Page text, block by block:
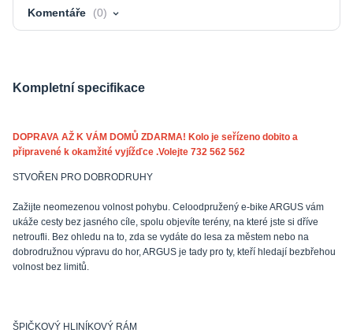
Komentáře 0
Kompletní specifikace
DOPRAVA AŽ K VÁM DOMŮ ZDARMA! Kolo je seřízeno dobito a
připravené k okamžité vyjížďce .Volejte 732 562 562
STVOŘEN PRO DOBRODRUHY
Zažijte neomezenou volnost pohybu. Celoodpružený e-bike ARGUS vám
ukáže cesty bez jasného cíle, spolu objevíte terény, na které jste si dříve
netroufli. Bez ohledu na to, zda se vydáte do lesa za městem nebo na
dobrodružnou výpravu do hor, ARGUS je tady pro ty, kteří hledají bezbřehou
volnost bez limitů.
ŠPIČKOVÝ HLINÍKOVÝ RÁM